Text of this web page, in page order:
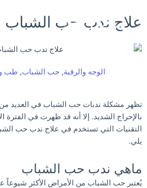
إلى
المحتوى
علاج ندب حب الشباب
الوجه والرقبة, حب الشباب, طب
تظهر مشكلة ندبات حب الشباب في العديد من
بالإحراج الشديد. إلا أنه قد ظهرت في الفترة
التقنيات التي تستخدم في علاج ندب حب
يلي.
ماهي ندب حب الشباب
يُعتبر حب الشباب من الأمراض الأكثر شيوعاً